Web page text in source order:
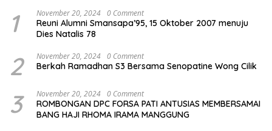
1 November 20, 2024 0 Comment
Reuni Alumni Smansapa’95, 15 Oktober 2007 menuju
Dies Natalis 78
2 November 20, 2024 0 Comment
Berkah Ramadhan S3 Bersama Senopatine Wong Cilik
3 November 20, 2024 0 Comment
ROMBONGAN DPC FORSA PATI ANTUSIAS MEMBERSAMAI
BANG HAJI RHOMA IRAMA MANGGUNG